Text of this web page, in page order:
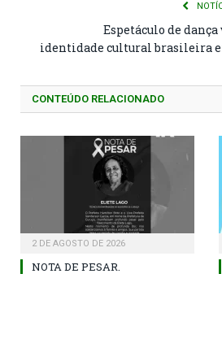
Espetáculo de
identidade cultural brasileira
CONTEÚDO RELACIONADO
2 DE AGOSTO DE 2026
NOTA DE PESAR.